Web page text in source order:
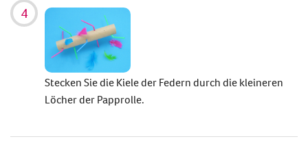
Stecken Sie die Kiele der Federn durch die kleineren
Löcher der Papprolle.